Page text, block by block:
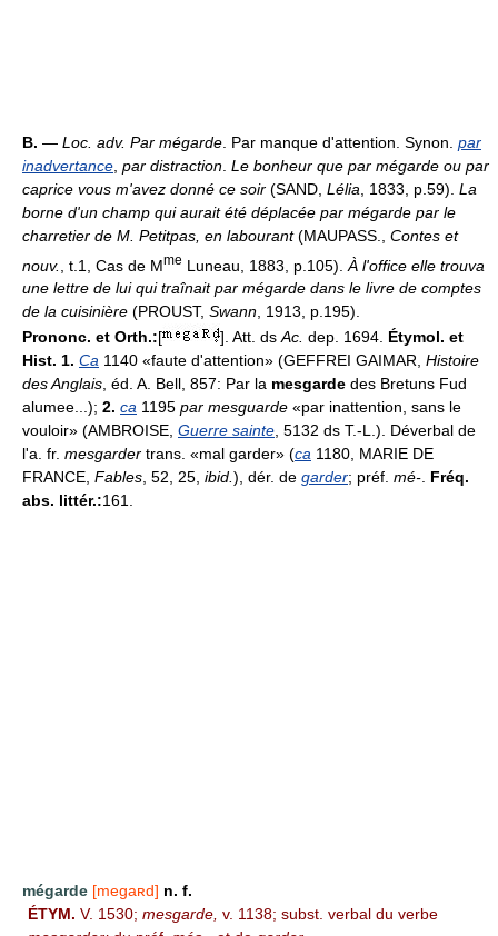
B. — Loc. adv. Par mégarde . Par manque d'attention. Synon. par
inadvertance par distraction Le bonheur que par mégarde ou par
caprice vous m'avez donné ce soir (SAND, Lélia , 1833, p.59). La
borne d'un champ qui aurait été déplacée par mégarde par le
charretier de M. Petitpas, en labourant(MAUPASS., Contes et
nouv.
, t.1, Cas de Mme Luneau, 1883, p.105). À l'office elle trouva
une lettre de lui qui traînait par mégarde dans le livre de comptes
de la cuisinière (PROUST, Swann, 1913, p.195).
Prononc. et Orth.:[ ]. Att. dsAc. dep. 1694. Étymol. et
Hist. 1. Ca 1140 «faute d'attention» (GEFFREI GAIMAR, Histoire
des Anglais, éd. A. Bell, 857: Par la mesgarde des Bretuns Fud
alumee...); 2. ca 1195 par mesguarde «par inattention, sans le
vouloir» (AMBROISE, Guerre sainte, 5132 ds T.-L.). Déverbal de
l'a. fr. mesgarder trans. «mal garder» (ca 1180, MARIE DE
FRANCE, Fables, 52, 25, ibid.), dér. de garder; préf. mé-. Fréq.
abs. littér.:161.
mégarde [megaʀd] n. f.
ÉTYM. V. 1530; mesgarde, v. 1138; subst. verbal du verbe